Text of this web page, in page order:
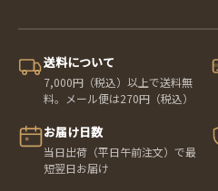
送料について
7,000円（税込）以上で送料無
料。メール便は270円（税込）
お届け日数
当日出荷（平日午前注文）で最
短翌日お届け